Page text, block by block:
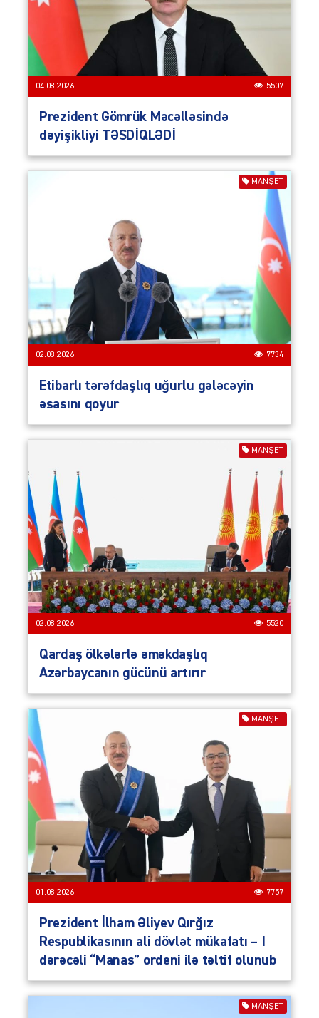
04.08.2026 5507
Prezident Gömrük Məcəlləsində
dəyişikliyi TƏSDİQLƏDİ
MANŞET
02.08.2026 7734
Etibarlı tərəfdaşlıq uğurlu gələcəyin
əsasını qoyur
MANŞET
02.08.2026 5520
Qardaş ölkələrlə əməkdaşlıq
Azərbaycanın gücünü artırır
MANŞET
01.08.2026 7757
Prezident İlham Əliyev Qırğız
Respublikasının ali dövlət mükafatı – I
dərəcəli “Manas” ordeni ilə təltif olunub
MANŞET